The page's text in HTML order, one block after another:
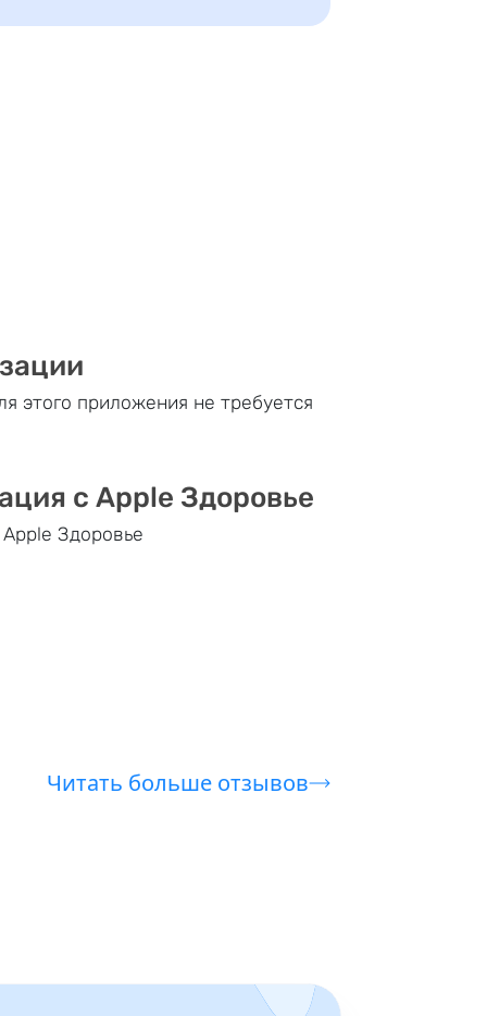
этого приложения не требуется
с Apple Здоровье
Здоровье
Читать больше отзывов